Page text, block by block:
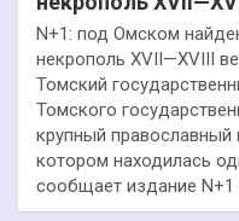
N+1: под Омском
некрополь XVII—XVIII
Томский
Томского
крупный православный
котором находилась
сообщает издание